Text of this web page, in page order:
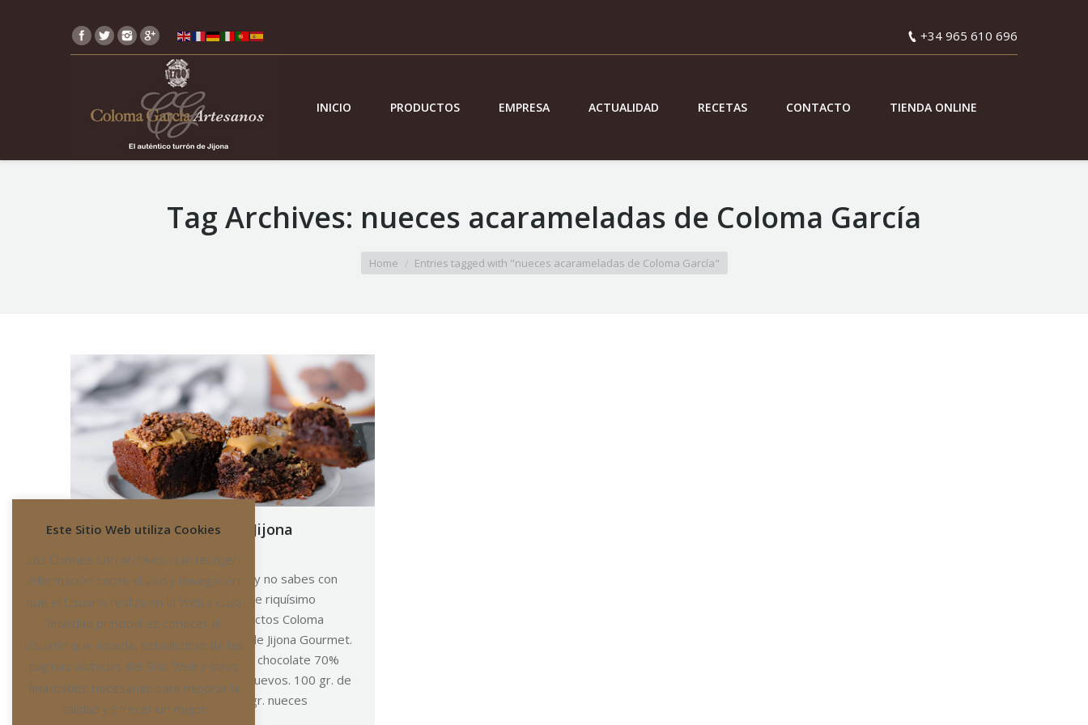
+34 965 610 696
INICIO PRODUCTOS EMPRESA ACTUALIDAD RECETAS CONTACTO TIENDA ONLINE
Tag Archives: nueces acarameladas de Coloma García
Home Entries tagged with "nueces acarameladas de Coloma García"
Brownie con turrón de Jijona
Gourmet
¿Se acerca un día importante y no sabes con
qué sorprender? Prepara este riquísimo
brownie elaborado con productos Coloma
Ingredientes: 200 gr. turrón de Jijona Gourmet.
30 gr. de chocolate fondant o chocolate 70%
cacao 100 gr. mantequilla. 4 huevos. 100 gr. de
azúcar. 100 gr. de harina. 50 gr. nueces
acarameladas de Coloma…
Este Sitio Web utiliza Cookies
Las Cookies son archivos que recogen
información sobre el uso y navegación
que el Usuario realiza en la Web y cuya
finalidad principal es conocer al
Usuario que accede, estadísticas de las
páginas visitadas del Sitio Web y otras
finalidades necesarias para mejorar la
calidad y ofrecer un mejor